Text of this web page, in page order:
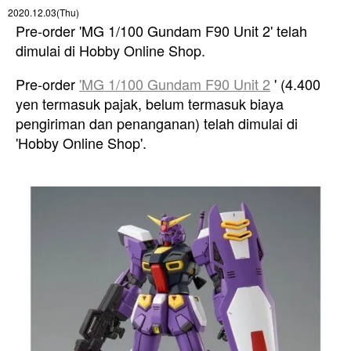
2020.12.03(Thu)
Pre-order 'MG 1/100 Gundam F90 Unit 2' telah
dimulai di Hobby Online Shop.
Pre-order 'MG 1/100 Gundam F90 Unit 2 ' (4.400
yen termasuk pajak, belum termasuk biaya
pengiriman dan penanganan) telah dimulai di
'Hobby Online Shop'.